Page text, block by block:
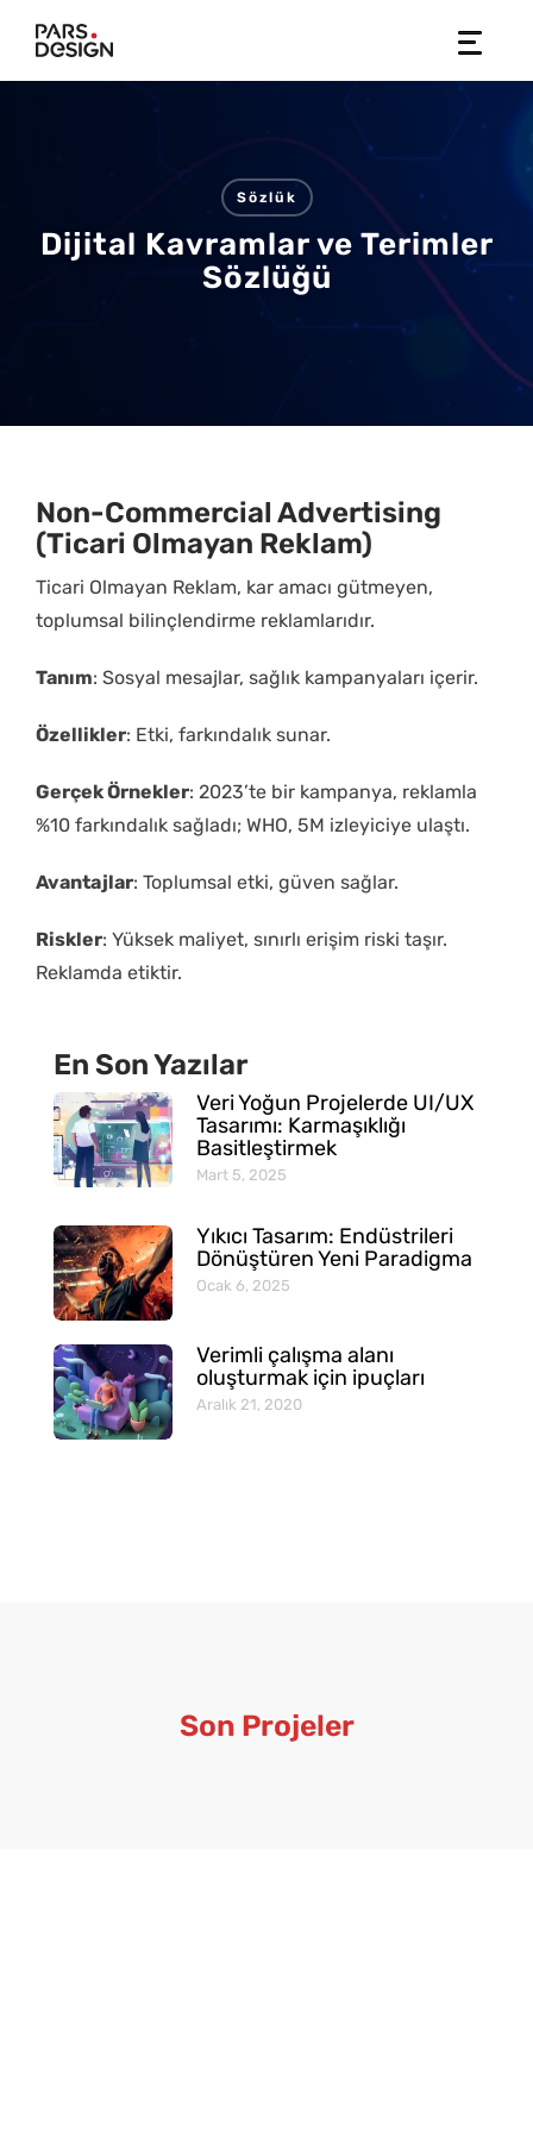
content
Sözlük
Dijital Kavramlar ve Terimler
Sözlüğü
Non-Commercial Advertising
(Ticari Olmayan Reklam)
Ticari Olmayan Reklam, kar amacı gütmeyen,
toplumsal bilinçlendirme reklamlarıdır.
Tanım: Sosyal mesajlar, sağlık kampanyaları içerir.
Özellikler: Etki, farkındalık sunar.
Gerçek Örnekler: 2023’te bir kampanya, reklamla
%10 farkındalık sağladı; WHO, 5M izleyiciye ulaştı.
Avantajlar: Toplumsal etki, güven sağlar.
Riskler: Yüksek maliyet, sınırlı erişim riski taşır.
Reklamda etiktir.
En Son Yazılar
Veri Yoğun Projelerde UI/UX
Tasarımı: Karmaşıklığı
Basitleştirmek
Mart 5, 2025
Yıkıcı Tasarım: Endüstrileri
Dönüştüren Yeni Paradigma
Ocak 6, 2025
Verimli çalışma alanı
oluşturmak için ipuçları
Aralık 21, 2020
Son Projeler